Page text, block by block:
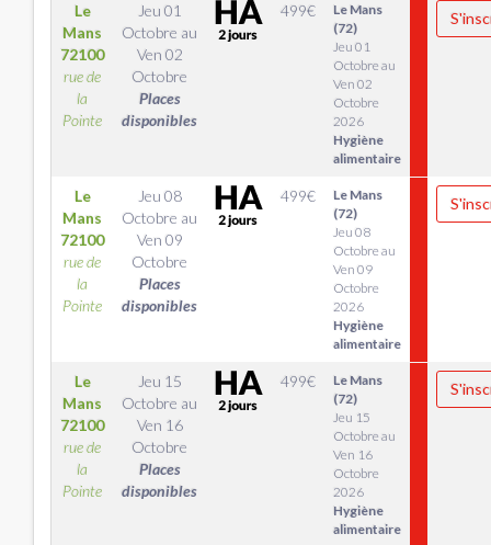
Le
Mans
72100
rue de
la
Pointe
Jeu 01
Octobre au
Ven 02
Octobre
Places
disponibles
499€
Le Mans
(72)
Jeu 01
Octobre au
Ven 02
Octobre
2026
Hygiène
alimentaire
Le
Mans
72100
rue de
la
Pointe
Jeu 08
Octobre au
Ven 09
Octobre
Places
disponibles
499€
Le Mans
(72)
Jeu 08
Octobre au
Ven 09
Octobre
2026
Hygiène
alimentaire
Le
Mans
72100
rue de
la
Pointe
Jeu 15
Octobre au
Ven 16
Octobre
Places
disponibles
499€
Le Mans
(72)
Jeu 15
Octobre au
Ven 16
Octobre
2026
Hygiène
alimentaire